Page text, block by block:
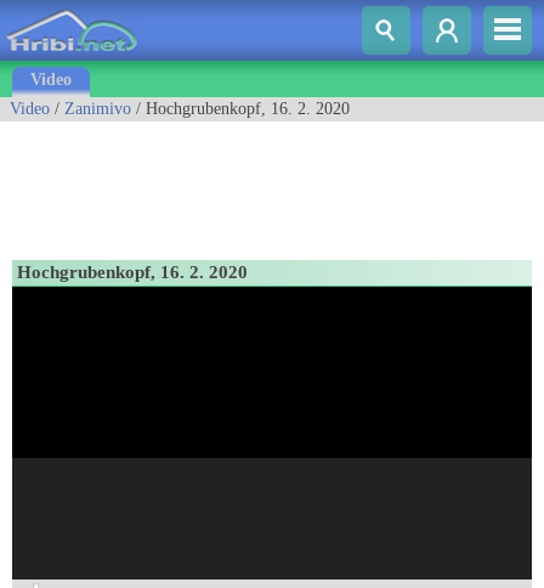
Video
Video / Zanimivo / Hochgrubenkopf, 16. 2. 2020
Hochgrubenkopf, 16. 2. 2020